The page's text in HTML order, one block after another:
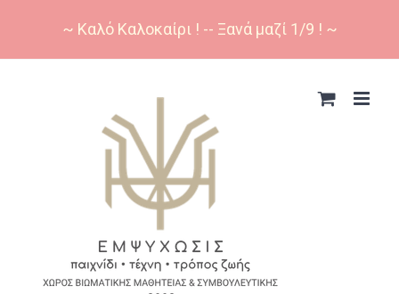
~ Καλό Καλοκαίρι ! -- Ξανά μαζί 1/9 ! ~